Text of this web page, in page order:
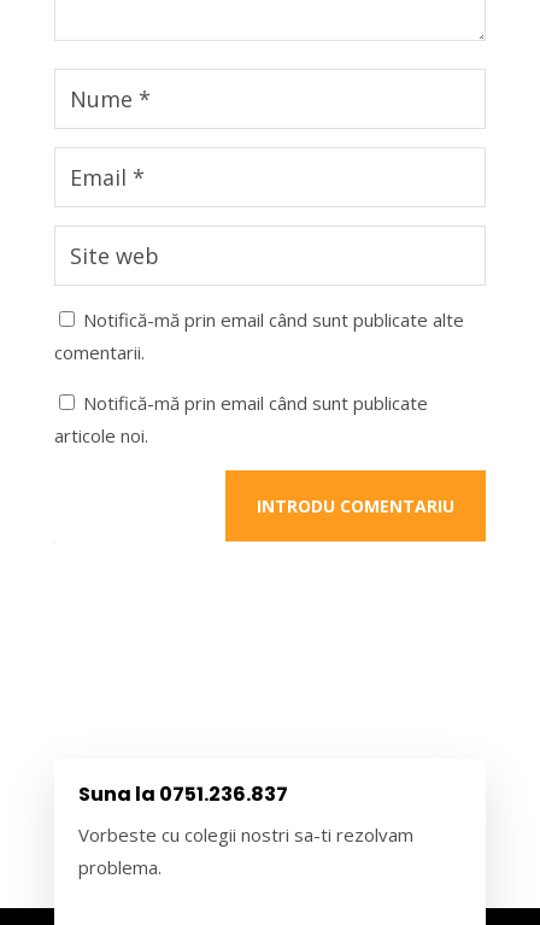
Notifică-mă prin email când sunt publicate alte
comentarii.
Notifică-mă prin email când sunt publicate
articole noi.
INTRODU COMENTARIU
Suna la 0751.236.837
Vorbeste cu colegii nostri sa-ti rezolvam
problema.